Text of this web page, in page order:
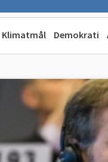
Klimatmål Demokrati